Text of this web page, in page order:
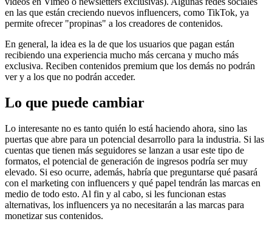
en las que están creciendo nuevos influencers, como TikTok, ya
permite ofrecer "propinas" a los creadores de contenidos.
En general, la idea es la de que los usuarios que pagan están
recibiendo una experiencia mucho más cercana y mucho más
exclusiva. Reciben contenidos premium que los demás no podrán
ver y a los que no podrán acceder.
Lo que puede cambiar
Lo interesante no es tanto quién lo está haciendo ahora, sino las
puertas que abre para un potencial desarrollo para la industria. Si las
cuentas que tienen más seguidores se lanzan a usar este tipo de
formatos, el potencial de generación de ingresos podría ser muy
elevado. Si eso ocurre, además, habría que preguntarse qué pasará
con el marketing con influencers y qué papel tendrán las marcas en
medio de todo esto. Al fin y al cabo, si les funcionan estas
alternativas, los influencers ya no necesitarán a las marcas para
monetizar sus contenidos.